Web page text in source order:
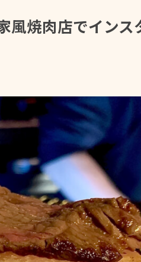
風焼肉店でインス